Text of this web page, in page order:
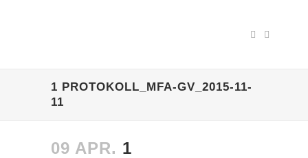
1 PROTOKOLL_MFA-GV_2015-11-
11
09 APR. 1